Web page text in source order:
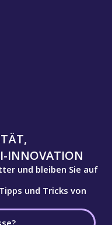
INNOVATION
und bleiben Sie auf
und Tricks von